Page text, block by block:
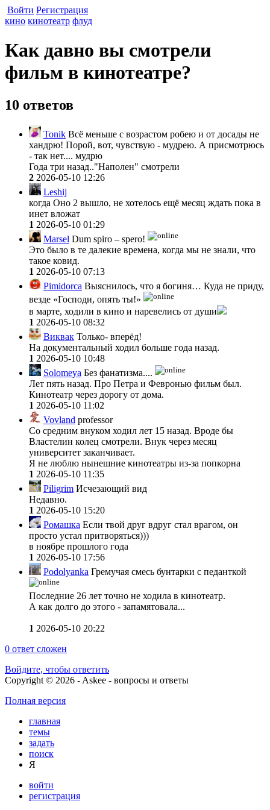
Войти Регистрация
кино кинотеатр флуд
Как давно вы смотрели
фильм в кинотеатре?
10 ответов
Tonik Всё меньше с возрастом робею и от досады не
хандрю! Порой, вот, чувствую - мудрею. А присмотрюсь
- так нет.... мудрю
Года три назад.."Наполен" смотрели
2 2026-05-10 12:26
Leshij
когда Оно 2 вышло, не хотелось ещё месяц ждать пока в
инет вложат
1 2026-05-10 01:29
Marsel Dum spiro – spero!
Это было в те далекие времена, когда мы не знали, что
такое ковид.
1 2026-05-10 07:13
Pimidorca Выяснилось, что я богиня… Куда не приду,
везде «Господи, опять ты!»
в марте, ходили в кино и наревелись от души
1 2026-05-10 08:32
Виквак Только- вперёд!
На документальный ходил больше года назад.
1 2026-05-10 10:48
Solomeya Без фанатизма....
Лет пять назад. Про Петра и Февронью фильм был.
Кинотеатр через дорогу от дома.
1 2026-05-10 11:02
Vovland professor
Со средним внуком ходил лет 15 назад. Вроде бы
Властелин колец смотрели. Внук через месяц
университет заканчивает.
Я не люблю нынешние кинотеатры из-за попкорна
1 2026-05-10 11:35
Piligrim Исчезающий вид
Недавно.
1 2026-05-10 15:20
Ромашка Если твой друг вдруг стал врагом, он
просто устал притворяться)))
в ноябре прошлого года
1 2026-05-10 17:56
Podolyanka Гремучая смесь бунтарки с педанткой
Последние 26 лет точно не ходила в кинотеатр.
А как долго до этого - запамятовала...
1 2026-05-10 20:22
0 ответ сложен
Войдите, чтобы ответить
Copyright © 2026 - Askee - вопросы и ответы
Полная версия
главная
темы
задать
поиск
Я
войти
регистрация